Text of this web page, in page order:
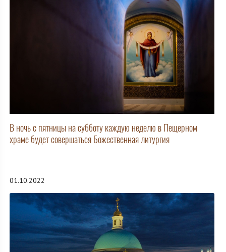
В ночь с пятницы на субботу каждую неделю в Пещерном
храме будет совершаться Божественная литургия
01.10.2022